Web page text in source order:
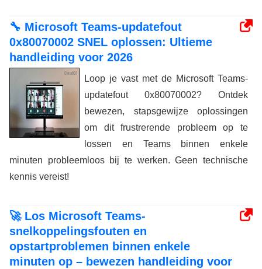
🔧 Microsoft Teams-updatefout
0x80070002 SNEL oplossen: Ultieme
handleiding voor 2026
Loop je vast met de Microsoft Teams-
updatefout 0x80070002? Ontdek
bewezen, stapsgewijze oplossingen
om dit frustrerende probleem op te
lossen en Teams binnen enkele
minuten probleemloos bij te werken. Geen technische
kennis vereist!
🚀 Los Microsoft Teams-
snelkoppelingsfouten en
opstartproblemen binnen enkele
minuten op – bewezen handleiding voor